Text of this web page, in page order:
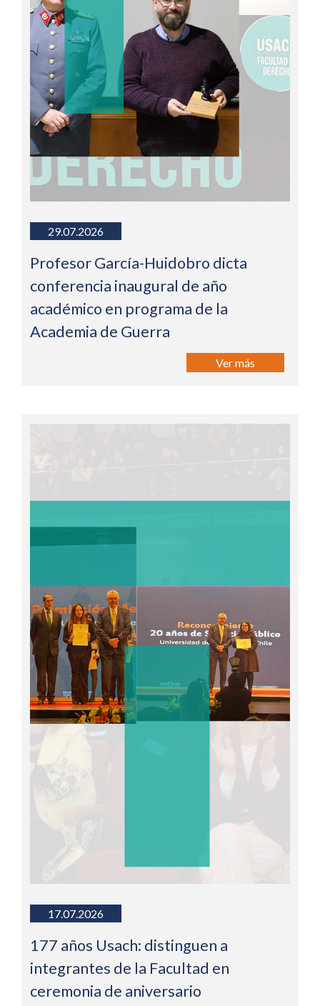
29.07.2026
Profesor García-Huidobro dicta
conferencia inaugural de año
académico en programa de la
Academia de Guerra
Ver más
17.07.2026
177 años Usach: distinguen a
integrantes de la Facultad en
ceremonia de aniversario